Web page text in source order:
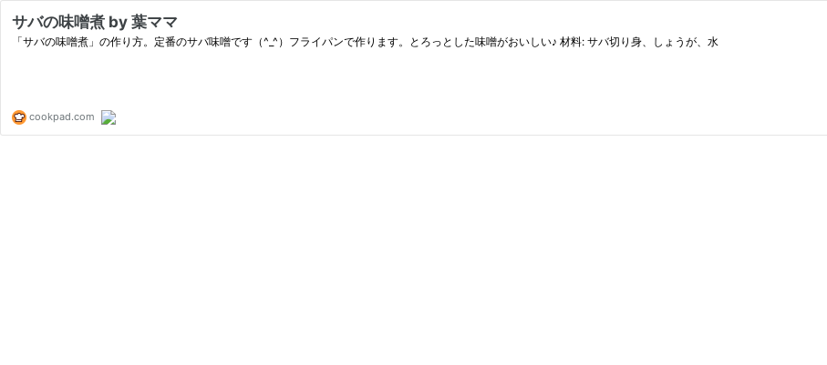
サバの味噌煮 by 葉ママ
「サバの味噌煮」の作り方。定番のサバ味噌です（^_^）フライパンで作ります。とろっとした味噌がおいしい♪ 材料: サバ切り身、しょうが、水
cookpad.com